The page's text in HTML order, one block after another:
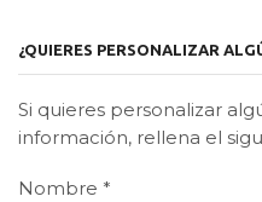
¿QUIERES PERSONALIZAR
Si quieres personalizar
información, rellena el
Nombre *